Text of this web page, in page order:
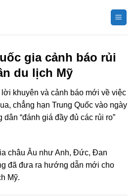
gia cảnh báo rủi
du lịch Mỹ
khuyên và cảnh báo mới về việc
chẳng hạn Trung Quốc vào ngày
“đánh giá đầy đủ các rủi ro”
châu Âu như Anh, Đức, Đan
đã đưa ra hướng dẫn mới cho
Mỹ.